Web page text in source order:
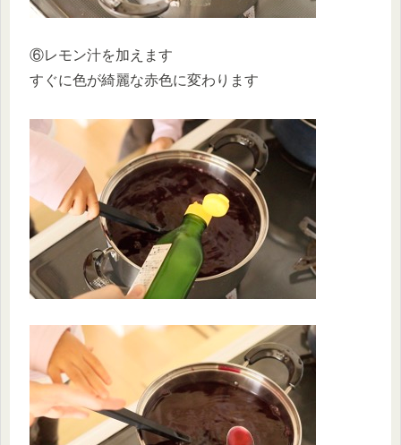
⑥レモン汁を加えます
すぐに色が綺麗な赤色に変わります